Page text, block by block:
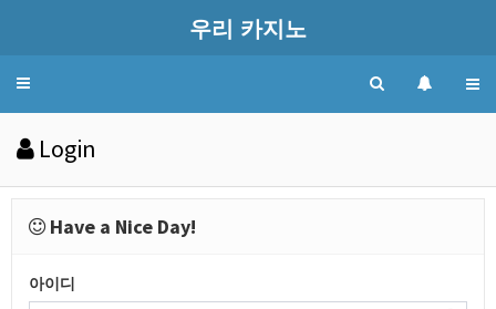
우리 카지노
Toggle
Login
Have a Nice Day!
아이디